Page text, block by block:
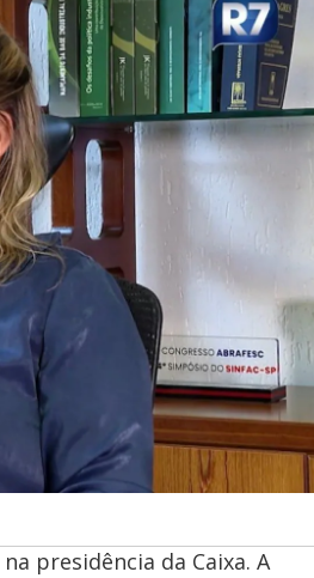
na presidência da Caixa. A